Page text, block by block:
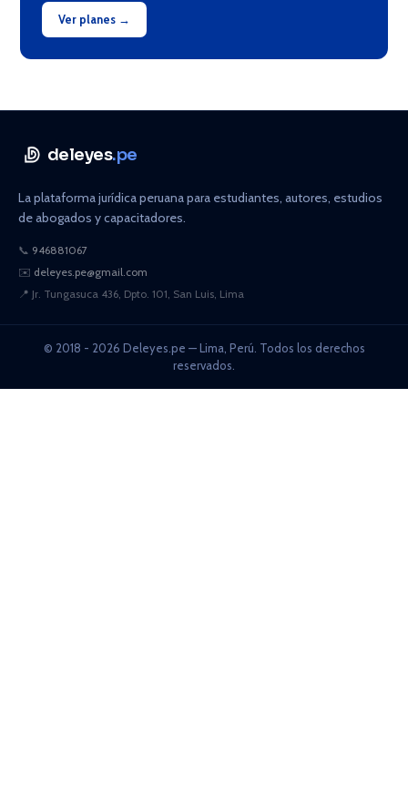
Ver planes →
deleyes.pe
La plataforma jurídica peruana para estudiantes, autores, estudios
de abogados y capacitadores.
📞 946881067
✉️ deleyes.pe@gmail.com
📍 Jr. Tungasuca 436, Dpto. 101, San Luis, Lima
© 2018 - 2026 Deleyes.pe — Lima, Perú. Todos los derechos
reservados.